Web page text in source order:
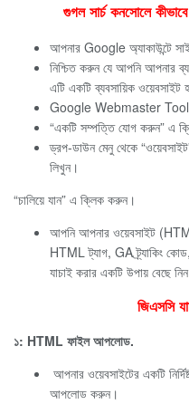
গুগল সার্চ কনসোলে
আপনার Google অ্যাকাউন্টে
নিশ্চিত করুন যে আপনি আপনার
এটি একটি ব্যবসায়িক ওয়েবসাইট
Google Webmaster
“একটি সম্পত্তি যোগ করুন” এ
ড্রপ-ডাউন মেনু থেকে
লিখুন।
“চালিয়ে যান” এ ক্লিক করুন।
আপনি আপনার ওয়েবসাইট
HTML ট্যাগ, GA ট্র্যাকিং
যাচাই করার একটি উপায় বেছে
জিএসসি
১: HTML ফাইল আপলোড.
আপনার ওয়েবসাইটের একটি
আপলোড করুন।